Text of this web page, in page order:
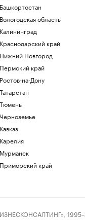
Башкортостан
Вологодская область
Калининград
Краснодарский край
Нижний Новгород
Пермский край
Ростов-на-Дону
Татарстан
Тюмень
Черноземье
Кавказ
Карелия
Мурманск
Приморский край